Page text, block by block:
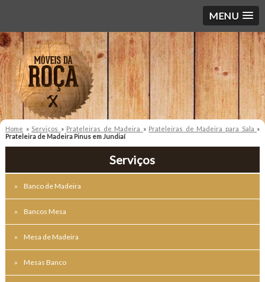
MENU
Home » Serviços » Prateleiras de Madeira » Prateleiras de Madeira para Sala »
Prateleira de Madeira Pinus em Jundiaí
Serviços
Banco de Madeira
Bancos Mesa
Mesa de Madeira
Mesas Banco